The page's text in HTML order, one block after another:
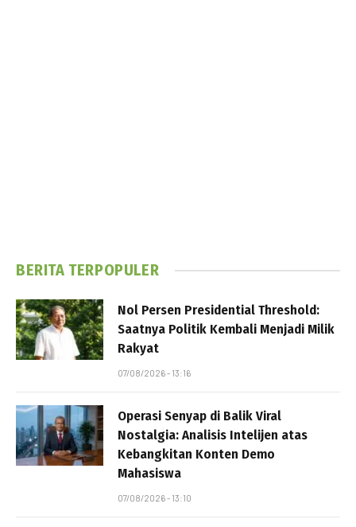
BERITA TERPOPULER
Nol Persen Presidential Threshold:
Saatnya Politik Kembali Menjadi Milik
Rakyat
07/08/2026 - 13:16
Operasi Senyap di Balik Viral
Nostalgia: Analisis Intelijen atas
Kebangkitan Konten Demo
Mahasiswa
07/08/2026 - 13:10